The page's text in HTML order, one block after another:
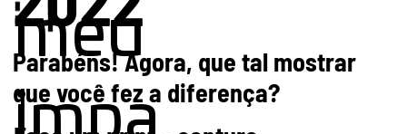
meu
impa
Parabéns! Agora, que tal mostrar
que você fez a diferença?